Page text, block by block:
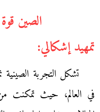
الصين
تمهيد إشكالي:
تشكل التجربة الصينية
في العالم، حيث تمكنت